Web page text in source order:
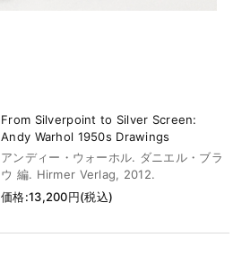
From Silverpoint to Silver Screen:
Andy Warhol 1950s Drawings
アンディー・ウォーホル. ダニエル・ブラ
ウ 編. Hirmer Verlag, 2012.
価格:13,200円(税込)